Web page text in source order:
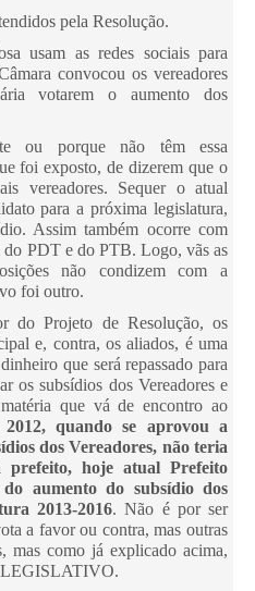
pela Resolução.
usam as redes sociais para
convocou os vereadores
votarem o aumento dos
ou porque não têm essa
foi exposto, de dizerem que o
vereadores. Sequer o atual
para a próxima legislatura,
Assim também ocorre com
PDT e do PTB. Logo, vãs as
não condizem com a
foi outro.
do Projeto de Resolução, os
e, contra, os aliados, é uma
que será repassado para
os subsídios dos Vereadores e
que vá de encontro ao
quando se aprovou a
dos Vereadores, não teria
hoje atual Prefeito
aumento do subsídio dos
2013-2016. Não é por ser
a favor ou contra, mas outras
mas como já explicado acima,
LEGISLATIVO.